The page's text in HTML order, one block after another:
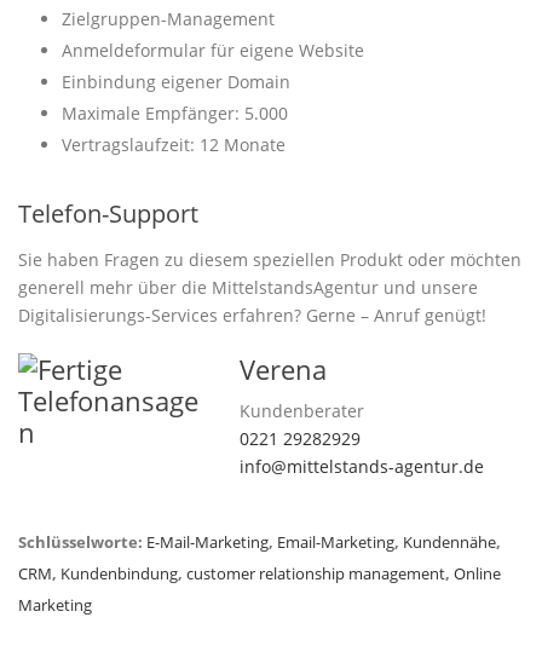
Zielgruppen-Management
Anmeldeformular für eigene Website
Einbindung eigener Domain
Maximale Empfänger: 5.000
Vertragslaufzeit: 12 Monate
Telefon-Support
Sie haben Fragen zu diesem speziellen Produkt oder möchten
generell mehr über die MittelstandsAgentur und unsere
Digitalisierungs-Services erfahren? Gerne – Anruf genügt!
Verena
Kundenberater
0221 29282929
info@mittelstands-agentur.de
Schlüsselworte: E-Mail-Marketing, Email-Marketing, Kundennähe,
CRM, Kundenbindung, customer relationship management, Online
Marketing